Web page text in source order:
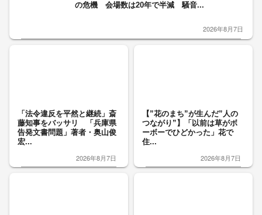
の危機 会場数は20年で半減 騒音...
2026年8月7日
「法令違反を平然と継続」斎
藤知事をバッサリ 「兵庫県
告発文書問題」著者・奥山俊
宏...
2026年8月7日
【”花のまち”が生んだ”人の
つながり”】「以前は草がボ
ーボーでひどかった」花で
住...
2026年8月7日